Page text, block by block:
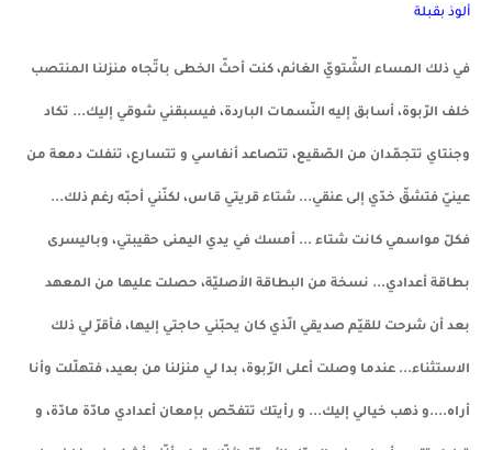
ألوذ بقبلة
في ذلك المساء الشّتويّ الغائم، كنت أحثّ الخطى باتّجاه منزلنا المنتصب
خلف الرّبوة، أسابق إليه النّسمات الباردة، فيسبقني شوقي إليك... تكاد
وجنتاي تتجمّدان من الصّقيع، تتصاعد أنفاسي و تتسارع، تنفلت دمعة من
عينيّ فتشقّ خدّي إلى عنقي... شتاء قريتي قاس، لكنّني أحبّه رغم ذلك...
فكلّ مواسمي كانت شتاء ... أمسك في يدي اليمنى حقيبتي، وباليسرى
بطاقة أعدادي... نسخة من البطاقة الأصليّة، حصلت عليها من المعهد
بعد أن شرحت للقيّم صديقي الّذي كان يحبّني حاجتي إليها، فأقرّ لي ذلك
الاستثناء... عندما وصلت أعلى الرّبوة، بدا لي منزلنا من بعيد، فتهلّلت وأنا
أراه....و ذهب خيالي إليك... و رأيتك تتفحّص بإمعان أعدادي مادّة مادّة، و